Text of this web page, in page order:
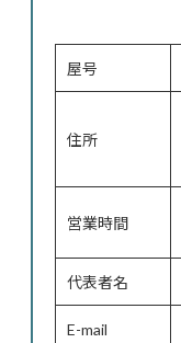
屋号
住所
営業時間
代表者名
E-mail